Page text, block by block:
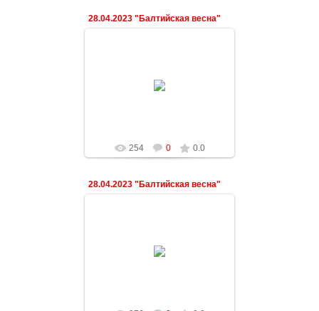
28.04.2023 "Балтийская весна"
254 0 0.0
28.04.2023 "Балтийская весна"